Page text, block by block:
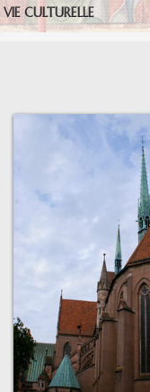
VIE CULTURELLE